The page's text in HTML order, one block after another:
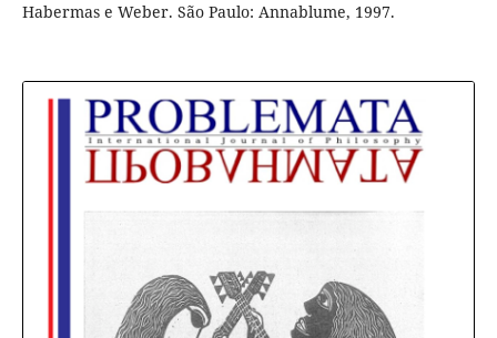
Habermas e Weber. São Paulo: Annablume, 1997.